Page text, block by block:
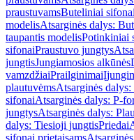
praustuvamsButeliniai
modelisAtsarginės dalys:
taupantis modelisPotinkiniai
sifonaiPraustuvo jungtys
jungtisJungiamosios alkūnės
vamzdžiaiPrailginimai
plautuvėmsAtsarginės
sifonaiAtsarginės dalys: P-
jungtysAtsarginės dalys:
dalys: Tiesioji jungtisPriedai
sifonai prietaisams